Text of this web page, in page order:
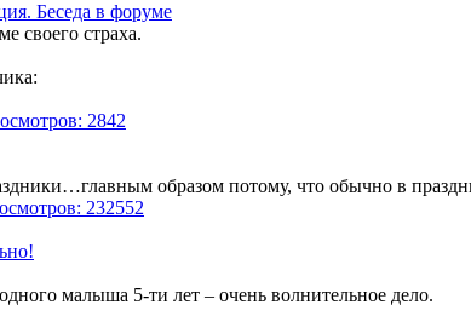
Беседа в форуме
своего страха.
2842
образом потому, что обычно в
232552
малыша 5-ти лет – очень волнительное дело.